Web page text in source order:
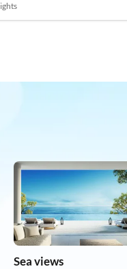
Sea views